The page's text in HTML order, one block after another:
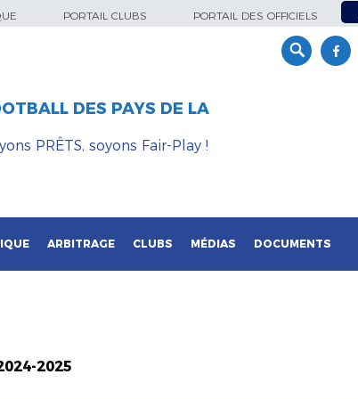
PORTAIL CLUBS PORTAIL DES OFFICIELS
DES PAYS DE LA
PRÊTS, soyons Fair-Play !
ARBITRAGE CLUBS MÉDIAS DOCUMENTS
2025